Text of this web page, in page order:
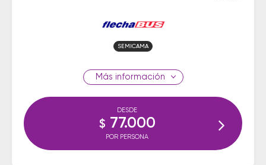
SEMICAMA
información
DESDE
$ 77.000
POR PERSONA